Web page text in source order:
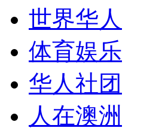
世界华人
体育娱乐
华人社团
人在澳洲